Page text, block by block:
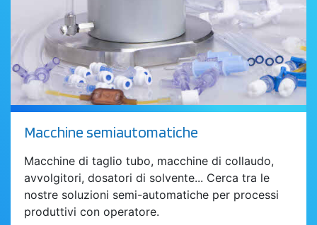
Macchine semiautomatiche
Macchine di taglio tubo, macchine di collaudo,
avvolgitori, dosatori di solvente... Cerca tra le
nostre soluzioni semi-automatiche per processi
produttivi con operatore.